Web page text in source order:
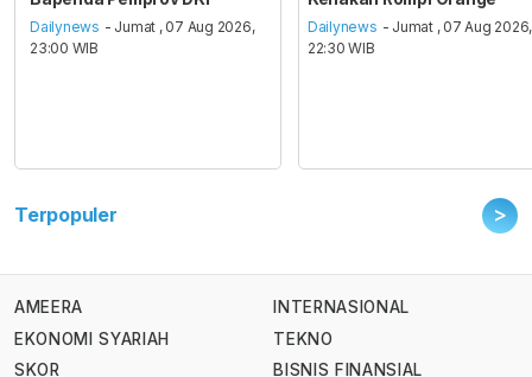
Dailynews - Jumat , 07 Aug 2026,
23:00 WIB
Dailynews - Jumat , 07 Aug 2026,
22:30 WIB
Terpopuler >
AMEERA
EKONOMI SYARIAH
SKOR
INTERNASIONAL
TEKNO
BISNIS FINANSIAL